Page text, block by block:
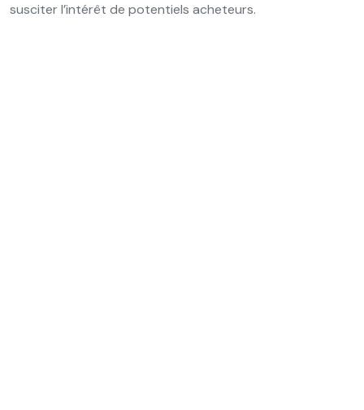
susciter l’intérêt de potentiels acheteurs.